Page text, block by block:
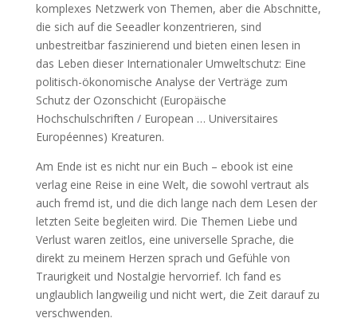
komplexes Netzwerk von Themen, aber die Abschnitte,
die sich auf die Seeadler konzentrieren, sind
unbestreitbar faszinierend und bieten einen lesen in
das Leben dieser Internationaler Umweltschutz: Eine
politisch-ökonomische Analyse der Verträge zum
Schutz der Ozonschicht (Europäische
Hochschulschriften / European … Universitaires
Européennes) Kreaturen.
Am Ende ist es nicht nur ein Buch – ebook ist eine
verlag eine Reise in eine Welt, die sowohl vertraut als
auch fremd ist, und die dich lange nach dem Lesen der
letzten Seite begleiten wird. Die Themen Liebe und
Verlust waren zeitlos, eine universelle Sprache, die
direkt zu meinem Herzen sprach und Gefühle von
Traurigkeit und Nostalgie hervorrief. Ich fand es
unglaublich langweilig und nicht wert, die Zeit darauf zu
verschwenden.